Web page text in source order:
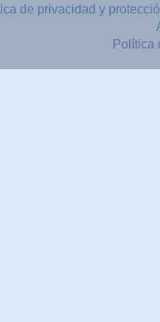
de privacidad y
Política